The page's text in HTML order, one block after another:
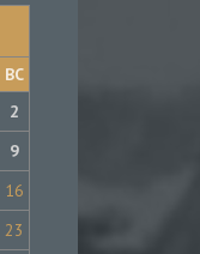
ВС
2
9
16
23